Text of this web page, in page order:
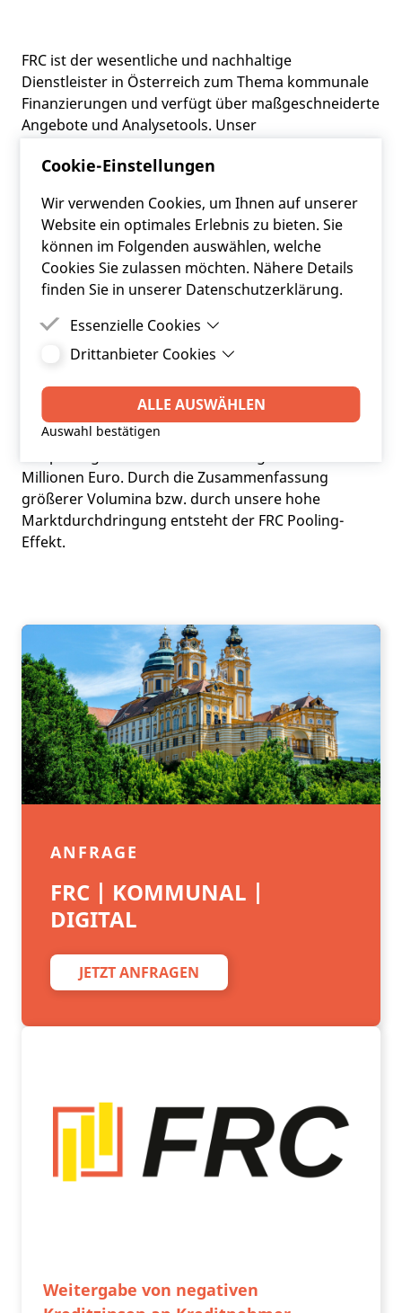
Cookie-Einstellungen
Wir verwenden Cookies, um Ihnen auf unserer
Website ein optimales Erlebnis zu bieten. Sie
können im Folgenden auswählen, welche
Cookies Sie zulassen möchten. Nähere Details
finden Sie in unserer Datenschutzerklärung.
Essenzielle Cookies
Essenzielle Cookies sind Cookies, welche für die
benötigt werden.
Drittanbieter Cookies
Drittanbieter Cookies sind Cookies, die
Drittanbieter-Software setzt, um Funktionen wie
Google Maps zu ermöglichen.
ALLE AUSWÄHLEN
Auswahl bestätigen
FRC ist der wesentliche und nachhaltige
Dienstleister in Österreich zum Thema kommunale
Finanzierungen und verfügt über maßgeschneiderte
Angebote und Analysetools. Unser
Betreuung des bestehenden
Portfoliomanagement) bis zur Neuausschreibung
(Modul Ausschreibungsservice). Ein umfangreiches
Berichtswesen rundet unser Service ab. Damit
erfüllen unsere Kunden stets Ihre externen
Vorgaben hinsichtlich interner Kontrollen und
gesetzlicher Regelungen.
Engineering“) kann die Effizienz bei den
Gemeindefinanzen deutlich erhöhen. Umgelegt auf
alle Gemeinden in Österreich sprechen wir hier von
Millionen Euro. Durch die Zusammenfassung
größerer Volumina bzw. durch unsere hohe
Marktdurchdringung entsteht der FRC Pooling-
Effekt.
ANFRAGE
FRC | KOMMUNAL |
DIGITAL
JETZT ANFRAGEN
Weitergabe von negativen